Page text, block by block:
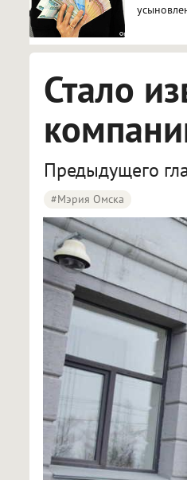
Стало
Предыдущего
#мэрия Омска